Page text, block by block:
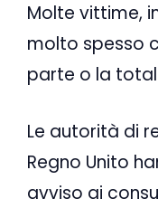
Molte vittime,
molto spesso
parte o la
Le autorità di
Regno Unito
avviso ai